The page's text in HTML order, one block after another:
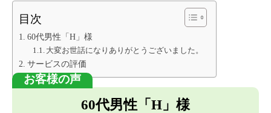
目次
60代男性「H」様
大変お世話になりありがとうございました。
サービスの評価
60代男性「H」様